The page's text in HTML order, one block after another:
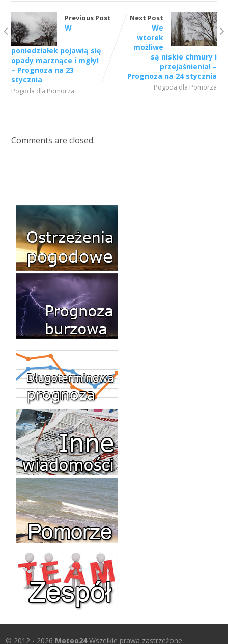
Previous Post
W
poniedziałek pojawią się
opady marznące i mgły!
– Prognoza na 23
stycznia
Pogoda dla Pomorza
Next Post
We
wtorek
możliwe
są niskie chmury i
przejaśnienia! –
Prognoza na 24 stycznia
Pogoda dla Pomorza
Comments are closed.
© 2012 - 2026 Meteo24Wszelkie prawa zastrzeżone.